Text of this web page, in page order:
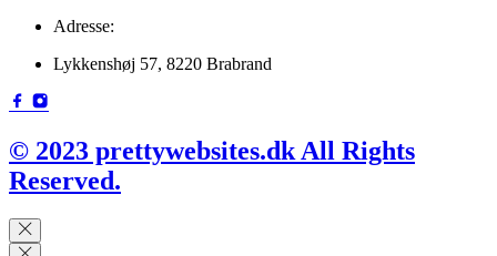
Adresse:
Lykkenshøj 57, 8220 Brabrand
© 2023 prettywebsites.dk All Rights
Reserved.